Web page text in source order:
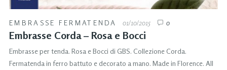
EMBRASSE FERMATENDA 01/10/2015 0
Embrasse Corda – Rosa e Bocci
Embrasse per tenda. Rosa e Bocci di GBS. Collezione Corda.
Fermatenda in ferro battuto e decorato a mano. Made in Florence. All